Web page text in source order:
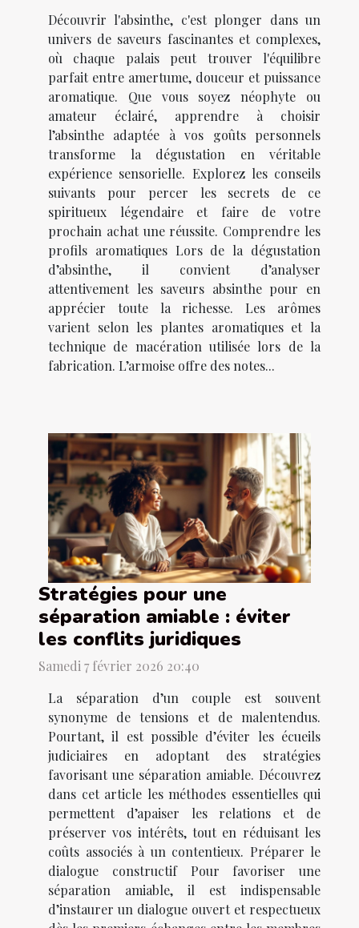
Découvrir l'absinthe, c'est plonger dans un
univers de saveurs fascinantes et complexes,
où chaque palais peut trouver l'équilibre
parfait entre amertume, douceur et puissance
aromatique. Que vous soyez néophyte ou
amateur éclairé, apprendre à choisir
l’absinthe adaptée à vos goûts personnels
transforme la dégustation en véritable
expérience sensorielle. Explorez les conseils
suivants pour percer les secrets de ce
spiritueux légendaire et faire de votre
prochain achat une réussite. Comprendre les
profils aromatiques Lors de la dégustation
d’absinthe, il convient d’analyser
attentivement les saveurs absinthe pour en
apprécier toute la richesse. Les arômes
varient selon les plantes aromatiques et la
technique de macération utilisée lors de la
fabrication. L’armoise offre des notes...
Stratégies pour une
séparation amiable : éviter
les conflits juridiques
Samedi 7 février 2026 20:40
La séparation d’un couple est souvent
synonyme de tensions et de malentendus.
Pourtant, il est possible d’éviter les écueils
judiciaires en adoptant des stratégies
favorisant une séparation amiable. Découvrez
dans cet article les méthodes essentielles qui
permettent d’apaiser les relations et de
préserver vos intérêts, tout en réduisant les
coûts associés à un contentieux. Préparer le
dialogue constructif Pour favoriser une
séparation amiable, il est indispensable
d’instaurer un dialogue ouvert et respectueux